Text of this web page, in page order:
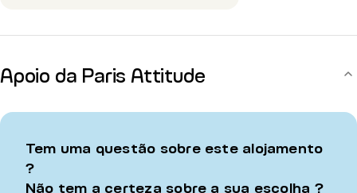
Apoio da Paris Attitude
Tem uma questão sobre este alojamento
?
Não tem a certeza sobre a sua escolha ?